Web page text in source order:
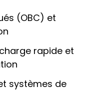
(OBC) et
rapide et
systèmes de